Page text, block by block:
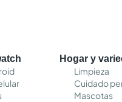
Hogar y
Limpieza
Cuidado
Mascotas